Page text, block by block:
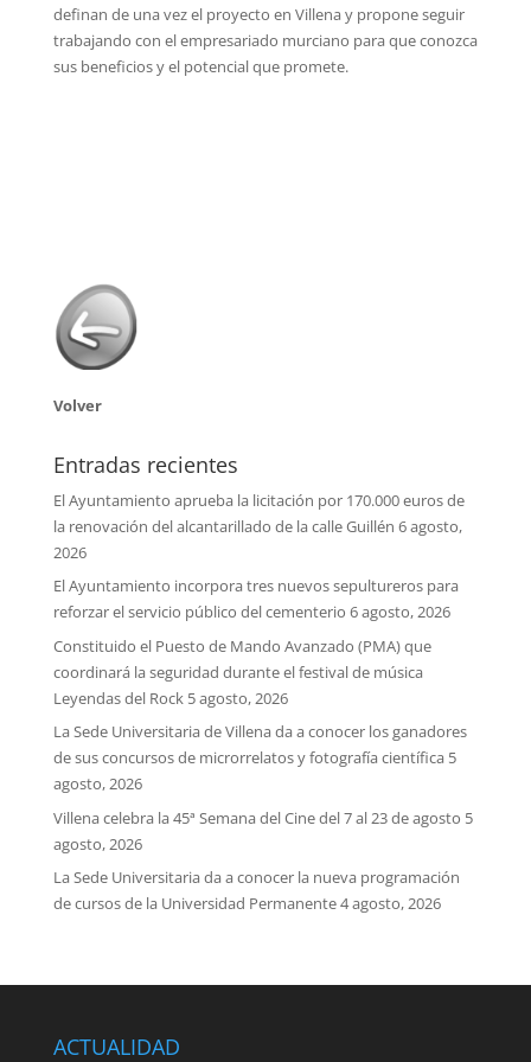
definan de una vez el proyecto en Villena y propone seguir
trabajando con el empresariado murciano para que conozca
sus beneficios y el potencial que promete.
Volver
Entradas recientes
El Ayuntamiento aprueba la licitación por 170.000 euros de
la renovación del alcantarillado de la calle Guillén 6 agosto,
2026
El Ayuntamiento incorpora tres nuevos sepultureros para
reforzar el servicio público del cementerio 6 agosto, 2026
Constituido el Puesto de Mando Avanzado (PMA) que
coordinará la seguridad durante el festival de música
Leyendas del Rock 5 agosto, 2026
La Sede Universitaria de Villena da a conocer los ganadores
de sus concursos de microrrelatos y fotografía científica 5
agosto, 2026
Villena celebra la 45ª Semana del Cine del 7 al 23 de agosto 5
agosto, 2026
La Sede Universitaria da a conocer la nueva programación
de cursos de la Universidad Permanente4 agosto, 2026
ACTUALIDAD